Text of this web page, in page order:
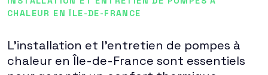
CHALEUR EN ÎLE-DE-FRANCE
L'installation et l'entretien de pompes à
chaleur en Île-de-France sont essentiels